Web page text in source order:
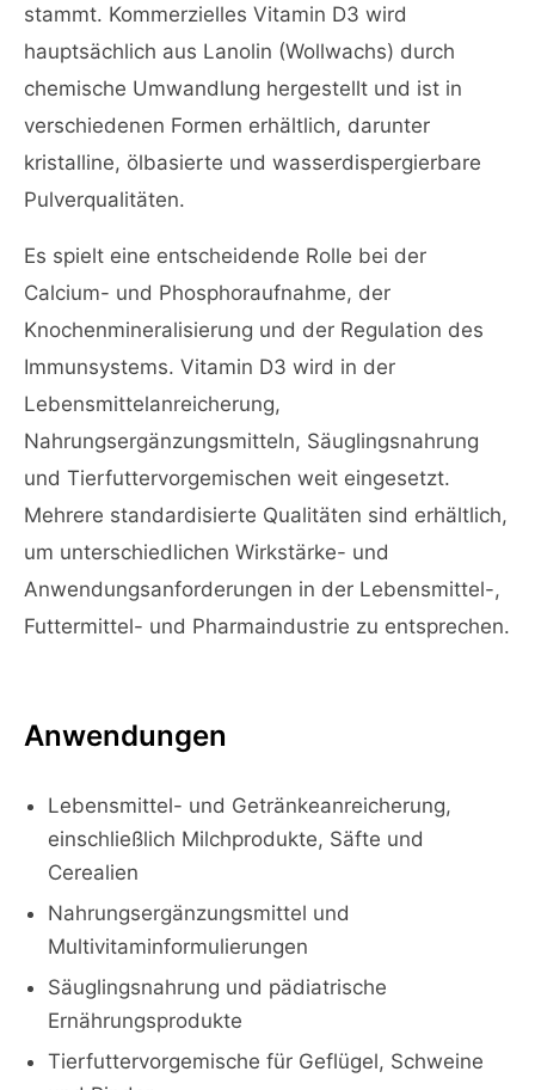
stammt. Kommerzielles Vitamin D3 wird
hauptsächlich aus Lanolin (Wollwachs) durch
chemische Umwandlung hergestellt und ist in
verschiedenen Formen erhältlich, darunter
kristalline, ölbasierte und wasserdispergierbare
Pulverqualitäten.
Es spielt eine entscheidende Rolle bei der
Calcium- und Phosphoraufnahme, der
Knochenmineralisierung und der Regulation des
Immunsystems. Vitamin D3 wird in der
Lebensmittelanreicherung,
Nahrungsergänzungsmitteln, Säuglingsnahrung
und Tierfuttervorgemischen weit eingesetzt.
Mehrere standardisierte Qualitäten sind erhältlich,
um unterschiedlichen Wirkstärke- und
Anwendungsanforderungen in der Lebensmittel-,
Futtermittel- und Pharmaindustrie zu entsprechen.
Anwendungen
Lebensmittel- und Getränkeanreicherung,
einschließlich Milchprodukte, Säfte und
Cerealien
Nahrungsergänzungsmittel und
Multivitaminformulierungen
Säuglingsnahrung und pädiatrische
Ernährungsprodukte
Tierfuttervorgemische für Geflügel, Schweine